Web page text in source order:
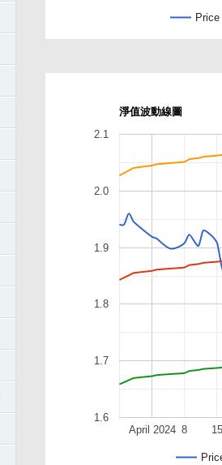
Price
淨值波動線圖
April 2024 8 15
1.6
1.7
1.8
1.9
2.0
2.1